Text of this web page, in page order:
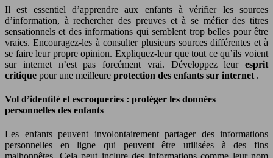
Il est essentiel d’apprendre aux enfants à vérifier les sources
d’information, à rechercher des preuves et à se méfier des titres
sensationnels et des informations qui semblent trop belles pour être
vraies. Encouragez-les à consulter plusieurs sources différentes et à
se faire leur propre opinion. Expliquez-leur que tout ce qu’ils voient
sur internet n’est pas forcément vrai. Développez leur esprit
critique pour une meilleure protection des enfants sur internet .
Vol d’identité et escroqueries : protéger les données
personnelles des enfants
Les enfants peuvent involontairement partager des informations
personnelles en ligne qui peuvent être utilisées à des fins